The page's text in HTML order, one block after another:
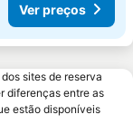
Ver preços
sites de reserva
diferenças entre as
estão disponíveis